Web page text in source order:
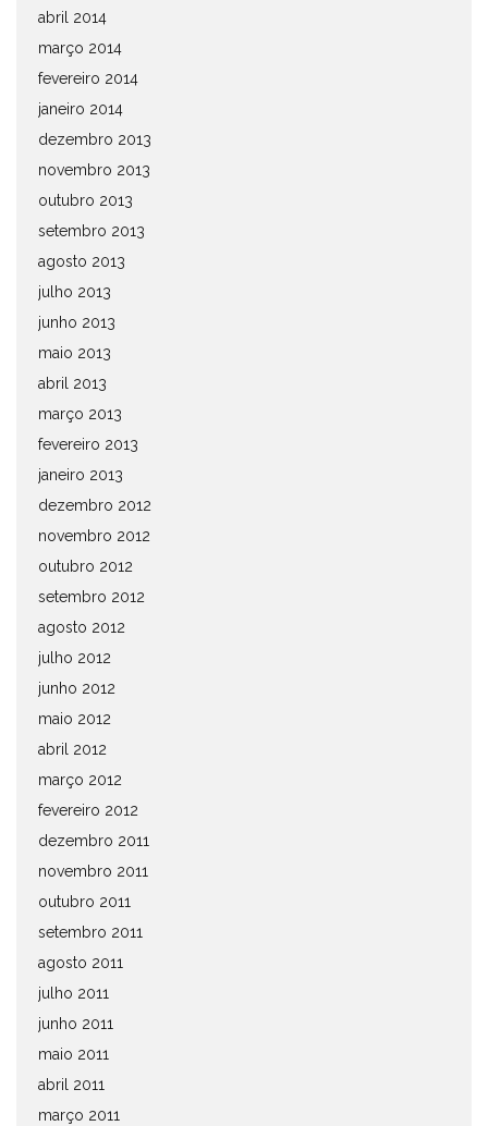
abril 2014
março 2014
fevereiro 2014
janeiro 2014
dezembro 2013
novembro 2013
outubro 2013
setembro 2013
agosto 2013
julho 2013
junho 2013
maio 2013
abril 2013
março 2013
fevereiro 2013
janeiro 2013
dezembro 2012
novembro 2012
outubro 2012
setembro 2012
agosto 2012
julho 2012
junho 2012
maio 2012
abril 2012
março 2012
fevereiro 2012
dezembro 2011
novembro 2011
outubro 2011
setembro 2011
agosto 2011
julho 2011
junho 2011
maio 2011
abril 2011
março 2011